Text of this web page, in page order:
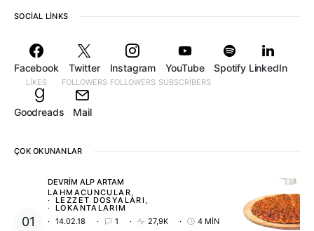
SOCIAL LINKS
Facebook
LIKES
Twitter
FOLLOWERS
Instagram
FOLLOWERS
YouTube
SUBSCRIBERS
Spotify LinkedIn
Goodreads Mail
ÇOK OKUNANLAR
DEVRIM ALP ARTAM
LAHMACUNCULAR
LEZZET DOSYALARI
LOKANTALARIM
14.02.18
1 27,9K 4 MIN